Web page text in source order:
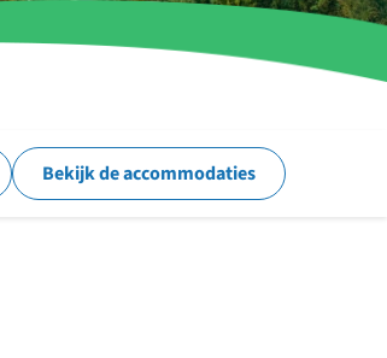
Bekijk de accommodaties